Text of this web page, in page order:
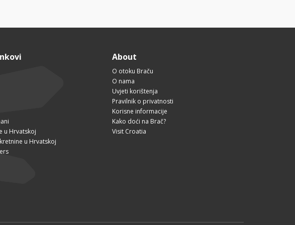
u Hrvatskoj
u Hrvatskoj
About
O otoku Braču
O nama
Uvjeti korištenja
Pravilnik o privatnosti
Korisne informacije
Kako doći na Brač?
Visit Croatia